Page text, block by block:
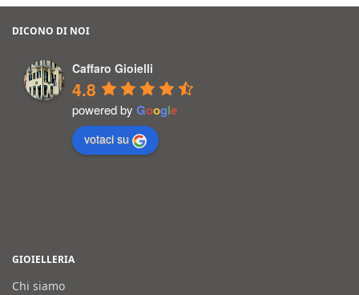
DICONO DI NOI
Caffaro Gioielli
4.8
powered by Google
votaci su
GIOIELLERIA
Chi siamo